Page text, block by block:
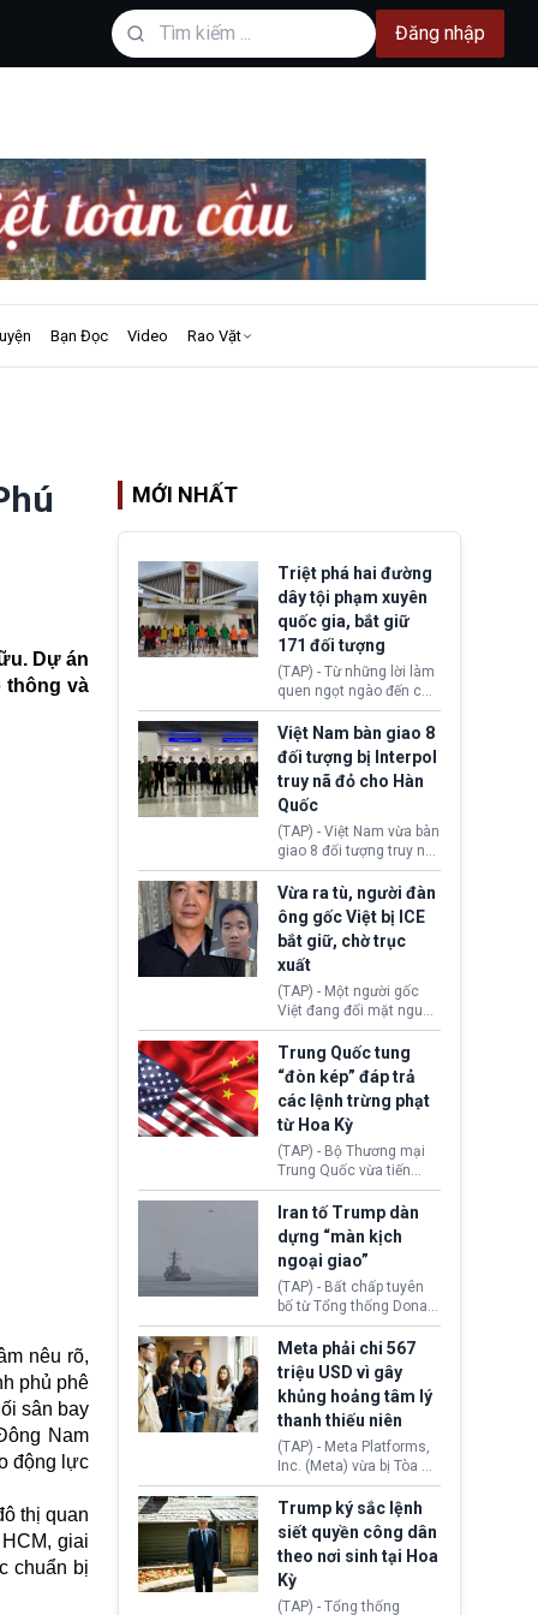
Đăng nhập
Bạn Đọc Video Rao Vặt
Dự án
thông và
nêu rõ,
phủ phê
sân bay
Nam
động lực
thị quan
giai
chuẩn bị
MỚI NHẤT
Triệt phá hai đường
dây tội phạm xuyên
quốc gia, bắt giữ
171 đối tượng
(TAP) - Từ những lời làm
quen ngọt ngào đến các
“sàn vàng ảo”, bất động
sản trực tuyến cùng
đường dây đánh bạc quy
mô lớn, hai tổ chức tội
phạm xuyên quốc gia đã
dựng lên mạng lưới hoạt
động tại Việt Nam và
Lào, lôi kéo hàng nghìn
người tham gia, luân
chuyển dòng tiền qua
nhiều lớp tài khoản. Sau
hơn 2 tuần phối hợp truy
xét, lực lượng chức năng
hai nước đã bắt giữ 171
Việt Nam bàn giao 8
đối tượng bị Interpol
truy nã đỏ cho Hàn
Quốc
(TAP) - Việt Nam vừa bàn
giao 8 đối tượng truy nã
đỏ Interpol cho lực lượng
chức năng Hàn Quốc.
Nhóm này bị xác định
lừa đảo 619 nạn nhân,
chiếm đoạt hơn 17,7 tỷ
KRW.
Vừa ra tù, người đàn
ông gốc Việt bị ICE
bắt giữ, chờ trục
xuất
(TAP) - Một người gốc
Việt đang đối mặt nguy
cơ bị trục xuất khỏi Hoa
Kỳ sau khi đã chấp hành
xong bản án liên quan
đến tội ác từ hơn 30
năm trước tại California.
Trung Quốc tung
“đòn kép” đáp trả
các lệnh trừng phạt
từ Hoa Kỳ
(TAP) - Bộ Thương mại
Trung Quốc vừa tiến
hành áp đặt lệnh trừng
phạt lên hàng loạt thực
thể và siết chặt kiểm
soát xuất khẩu máy bay
không người lái (UAV)
sang Hoa Kỳ. Động thái
này nhằm đáp trả các
biện pháp hạn chế
thương mại, áp thuế mới
cùng lệnh cấm công
nghệ gần đây từ phía
Washington.
Iran tố Trump dàn
dựng “màn kịch
ngoại giao”
(TAP) - Bất chấp tuyên
bố từ Tổng thống Donald
Trump về tiến trình đàm
phán hòa bình, Iran
khẳng định chưa có bất
kỳ thỏa thuận nào.
Tehran cho rằng, Hoa Kỳ
chỉ đang dàn dựng “màn
kịch ngoại giao” để xoa
dịu căng thẳng.
Meta phải chi 567
triệu USD vì gây
khủng hoảng tâm lý
thanh thiếu niên
(TAP) - Meta Platforms,
Inc. (Meta) vừa bị Tòa án
bang New Mexico yêu
cầu đóng góp 567 triệu
USD vào một quỹ khắc
phục hậu quả. Quyết
định này diễn ra sau khi
toà xác định, những nền
tảng mạng xã hội
Trump ký sắc lệnh
siết quyền công dân
theo nơi sinh tại Hoa
Kỳ
(TAP) - Tổng thống